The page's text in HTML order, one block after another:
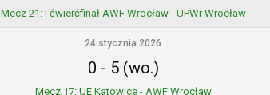
Mecz 21: I ćwierćfinał AWF Wrocław - UPWr Wrocław
24 stycznia 2026
0 - 5 (wo.)
Mecz 17: UE Katowice - AWF Wrocław